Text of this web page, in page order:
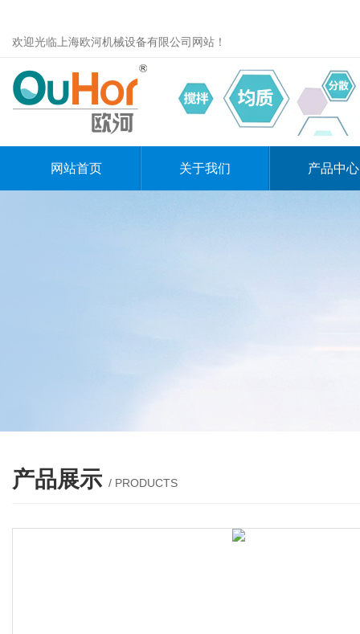
欢迎光临上海欧河机械设备有限公司网站！
网站首页 关于我们 产品中心
产品展示 / PRODUCTS